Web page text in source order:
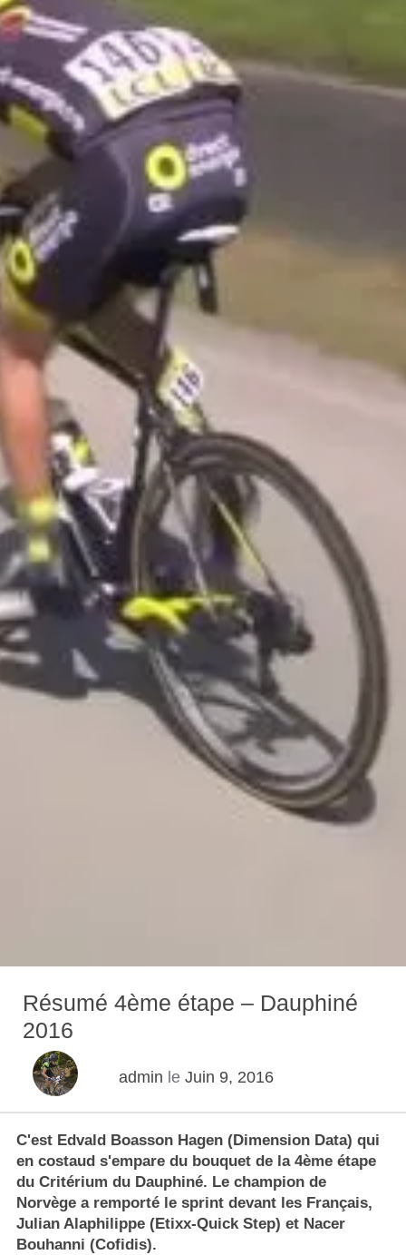
Résumé 4ème étape – Dauphiné
2016
admin le Juin 9, 2016
C'est Edvald Boasson Hagen (Dimension Data) qui
en costaud s'empare du bouquet de la 4ème étape
du Critérium du Dauphiné. Le champion de
Norvège a remporté le sprint devant les Français,
Julian Alaphilippe (Etixx-Quick Step) et Nacer
Bouhanni (Cofidis).